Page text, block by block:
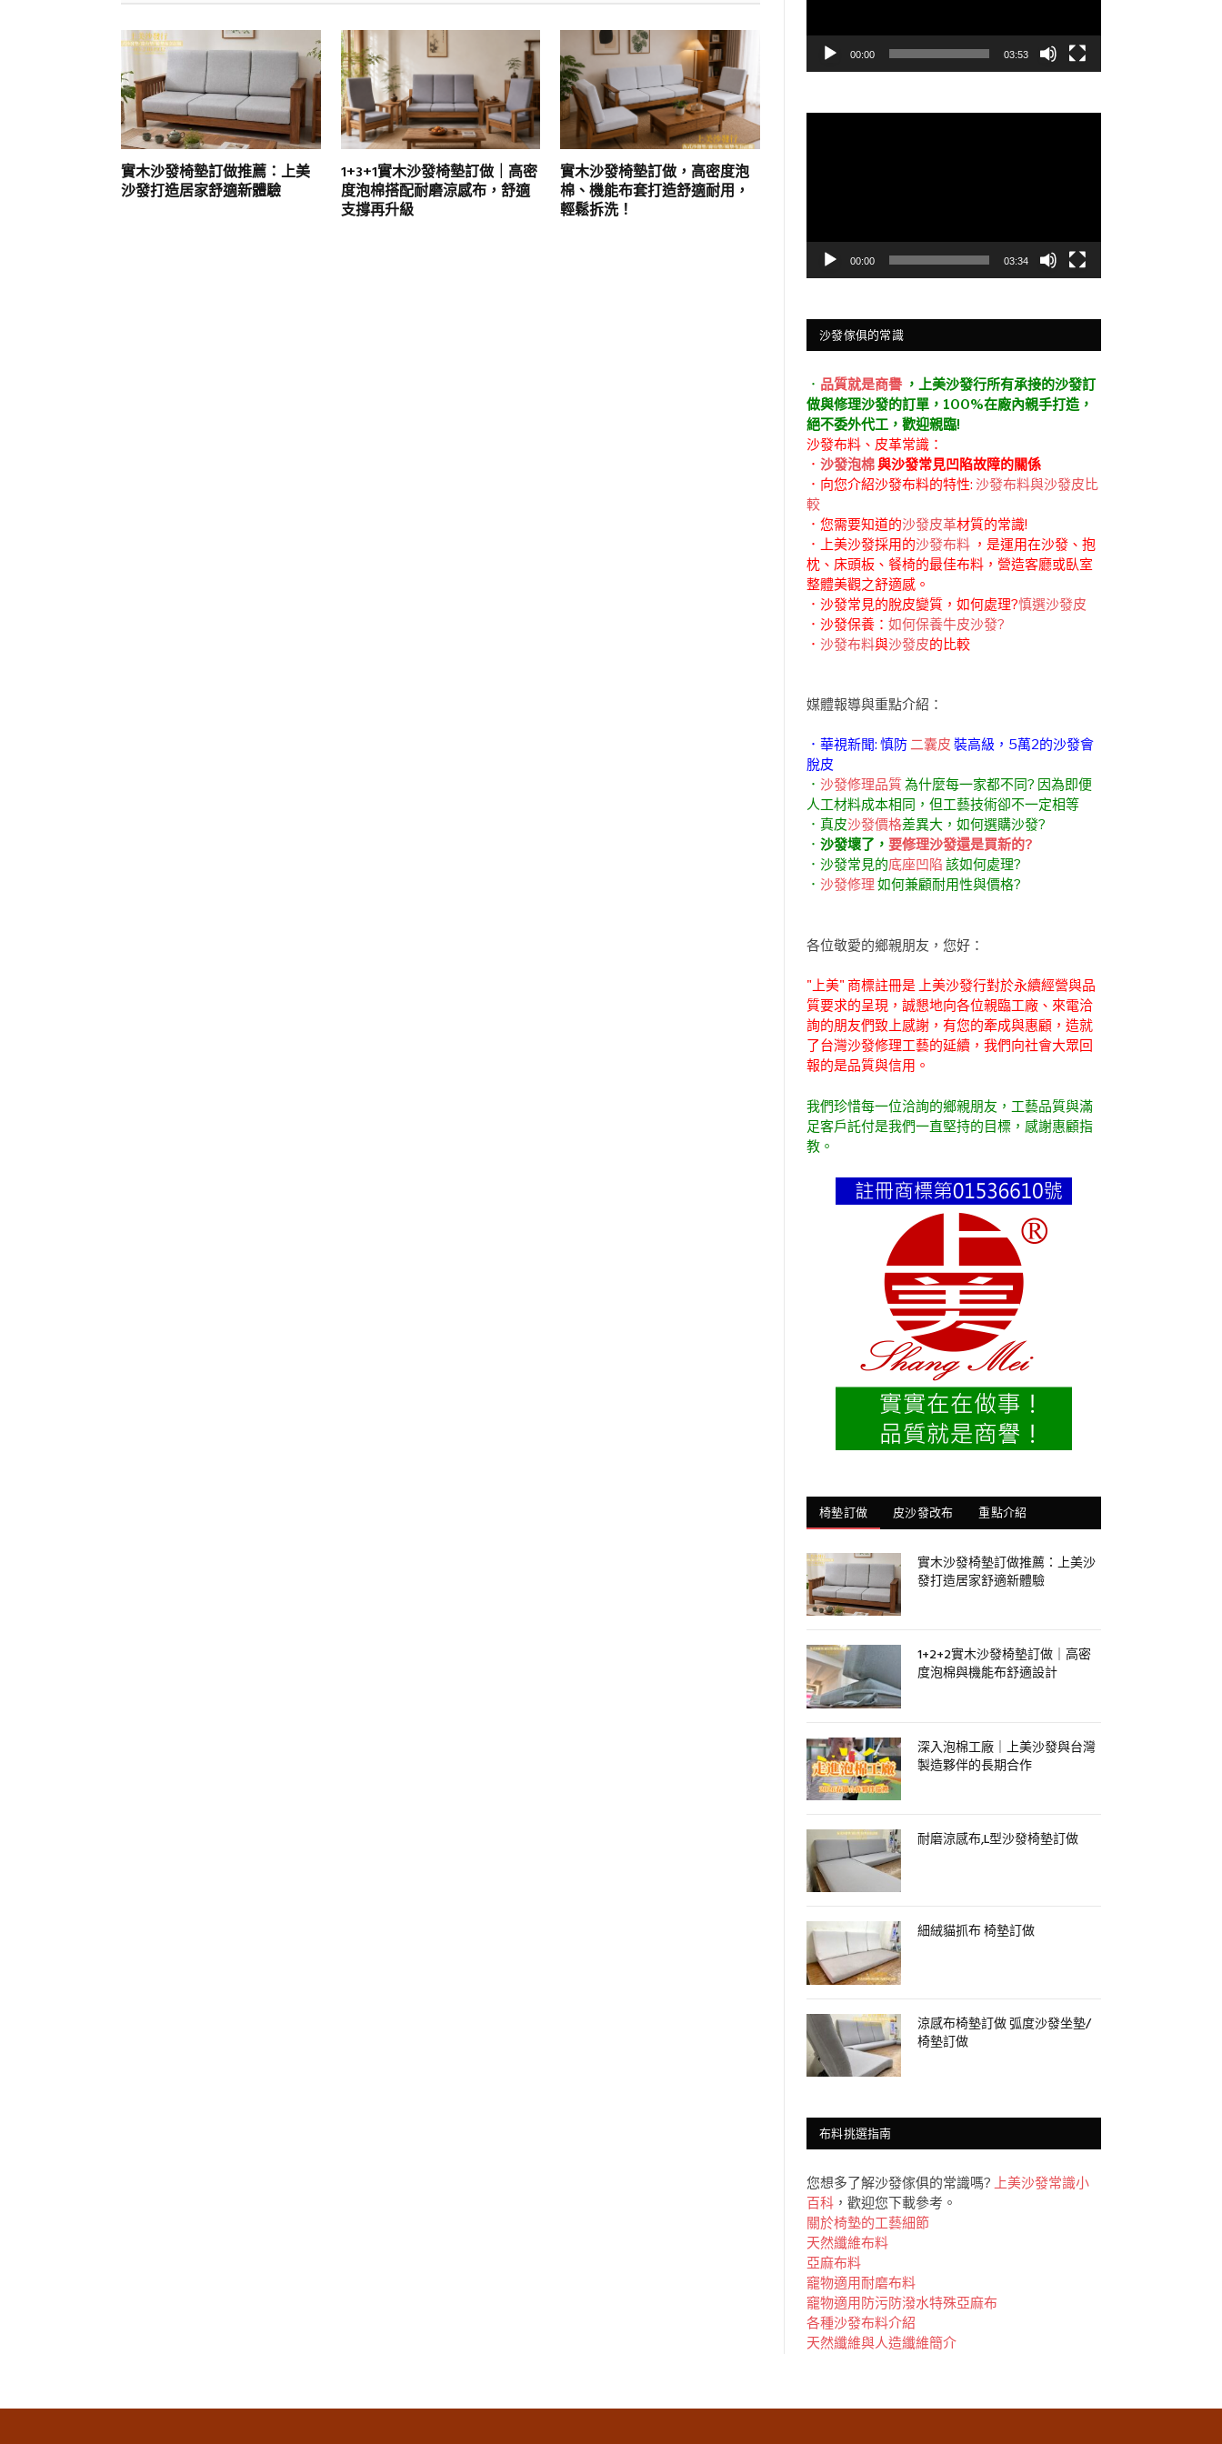
實木沙發椅墊訂做推薦：上美
沙發打造居家舒適新體驗
1+3+1實木沙發椅墊訂做｜高密
度泡棉搭配耐磨涼感布，舒適
支撐再升級
實木沙發椅墊訂做，高密度泡
棉、機能布套打造舒適耐用，
輕鬆拆洗！
00:00 03:53
00:00 03:34
沙發傢俱的常識
． 品質就是商譽 ，上美沙發行所有承接的沙發訂
做與修理沙發的訂單，100%在廠內親手打造，
絕不委外代工，歡迎親臨!
沙發布料、皮革常識：
． 沙發泡棉與沙發常見凹陷故障的關係
．向您介紹沙發布料的特性: 沙發布料與沙發皮比
較
．您需要知道的沙發皮革材質的常識!
．上美沙發採用的沙發布料 ，是運用在沙發、抱
枕、床頭板、餐椅的最佳布料，營造客廳或臥室
整體美觀之舒適感。
．沙發常見的脫皮變質，如何處理?慎選沙發皮
．沙發保養： 如何保養牛皮沙發?
． 沙發布料與沙發皮的比較
媒體報導與重點介紹：
．華視新聞: 慎防二囊皮 裝高級，5萬2的沙發會
脫皮
． 沙發修理品質為什麼每一家都不同? 因為即便
人工材料成本相同，但工藝技術卻不一定相等
．真皮沙發價格差異大，如何選購沙發?
． 沙發壞了， 要修理沙發還是買新的?
．沙發常見的底座凹陷 該如何處理?
． 沙發修理 如何兼顧耐用性與價格?
各位敬愛的鄉親朋友，您好：
"上美" 商標註冊是 上美沙發行對於永續經營與品
質要求的呈現，誠懇地向各位親臨工廠、來電洽
詢的朋友們致上感謝，有您的牽成與惠顧，造就
了台灣沙發修理工藝的延續，我們向社會大眾回
報的是品質與信用。
我們珍惜每一位洽詢的鄉親朋友，工藝品質與滿
足客戶託付是我們一直堅持的目標，感謝惠顧指
教。
椅墊訂做 皮沙發改布 重點介紹
實木沙發椅墊訂做推薦：上美沙
發打造居家舒適新體驗
1+2+2實木沙發椅墊訂做｜高密
度泡棉與機能布舒適設計
深入泡棉工廠｜上美沙發與台灣
製造夥伴的長期合作
耐磨涼感布,L型沙發椅墊訂做
細絨貓抓布 椅墊訂做
涼感布椅墊訂做 弧度沙發坐墊/
椅墊訂做
布料挑選指南
您想多了解沙發傢俱的常識嗎?
上美沙發常識小
百科 ，歡迎您下載參考。
關於椅墊的工藝細節
天然纖維布料
亞麻布料
竉物適用耐磨布料
竉物適用防污防潑水特殊亞麻布
各種沙發布料介紹
天然纖維與人造纖維簡介